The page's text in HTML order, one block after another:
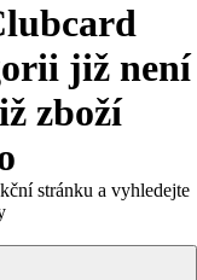
již není
zboží
stránku a vyhledejte